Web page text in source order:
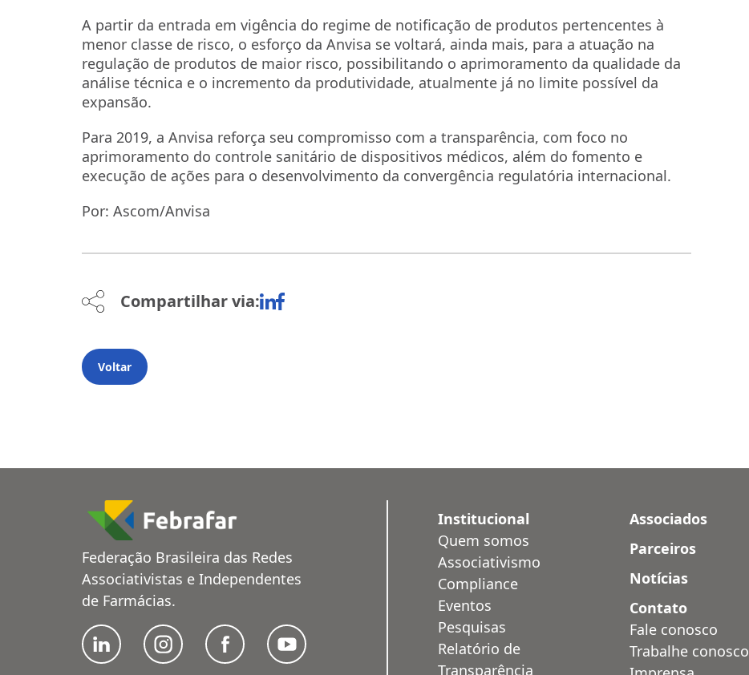
A partir da entrada em vigência do regime de notificação de produtos pertencentes à
menor classe de risco, o esforço da Anvisa se voltará, ainda mais, para a atuação na
regulação de produtos de maior risco, possibilitando o aprimoramento da qualidade da
análise técnica e o incremento da produtividade, atualmente já no limite possível da
expansão.
Para 2019, a Anvisa reforça seu compromisso com a transparência, com foco no
aprimoramento do controle sanitário de dispositivos médicos, além do fomento e
execução de ações para o desenvolvimento da convergência regulatória internacional.
Por: Ascom/Anvisa
Compartilhar via:
Voltar
Federação Brasileira das Redes
Associativistas e Independentes
de Farmácias.
Institucional
Quem somos
Associativismo
Compliance
Eventos
Pesquisas
Relatório de
Transparência
Associados
Parceiros
Notícias
Contato
Fale conosco
Trabalhe conosco